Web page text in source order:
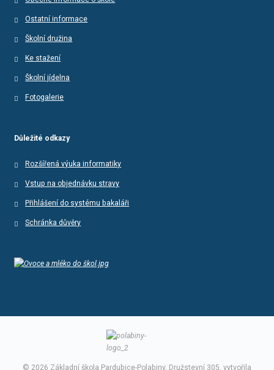
Ostatní informace
Školní družina
Ke stažení
Školní jídelna
Fotogalerie
Důležité odkazy
Rozšířená výuka informatiky
Vstup na objednávku stravy
Přihlášení do systému bakaláři
Schránka důvěry
© 2026 Základní škola Pardubice-Polabiny, Družstevní 305, vytvořila